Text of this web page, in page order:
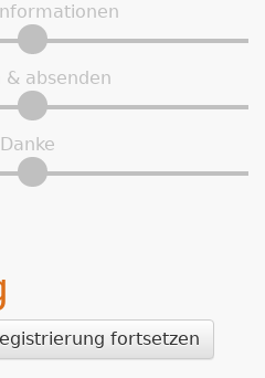
& absenden
Danke
fortsetzen